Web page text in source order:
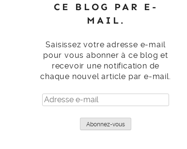
CE BLOG PAR E-
MAIL.
Saisissez votre adresse e-mail
pour vous abonner à ce blog et
recevoir une notification de
chaque nouvel article par e-mail.
Adresse
e-
Abonnez-vous